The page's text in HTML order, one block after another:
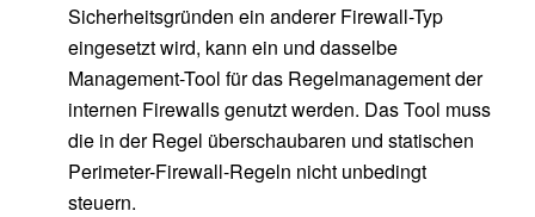
Sicherheitsgründen ein anderer Firewall-Typ
eingesetzt wird, kann ein und dasselbe
Management-Tool für das Regelmanagement der
internen Firewalls genutzt werden. Das Tool muss
die in der Regel überschaubaren und statischen
Perimeter-Firewall-Regeln nicht unbedingt
steuern.